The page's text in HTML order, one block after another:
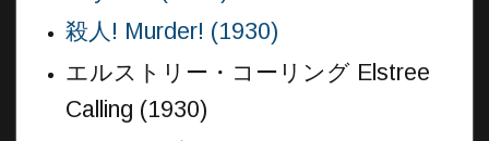
殺人! Murder! (1930)
エルストリー・コーリング Elstree
Calling (1930)